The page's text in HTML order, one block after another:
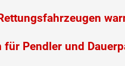
Pendler und